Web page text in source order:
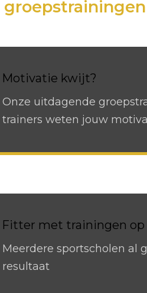
groepstrainingen
Motivatie kwijt?
Onze uitdagende
trainers weten jouw
Fitter met trainingen op
Meerdere sportscholen al
resultaat